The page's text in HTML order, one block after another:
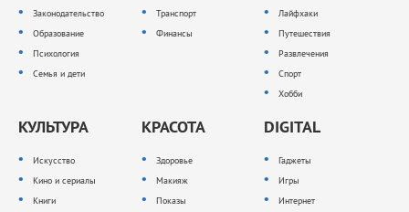
Законодательство
Образование
Психология
Семья и дети
Транспорт
Финансы
Лайфхаки
Путешествия
Развлечения
Спорт
Хобби
КУЛЬТУРА
Искусство
Кино и сериалы
Книги
КРАСОТА
Здоровье
Макияж
Показы
DIGITAL
Гаджеты
Игры
Интернет